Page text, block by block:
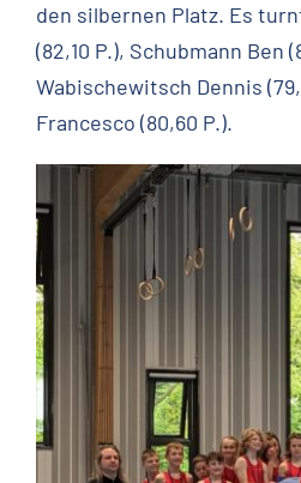
den silbernen Platz. Es
(82,10 P.), Schubmann Ben
Wabischewitsch Dennis
Francesco (80,60 P.).